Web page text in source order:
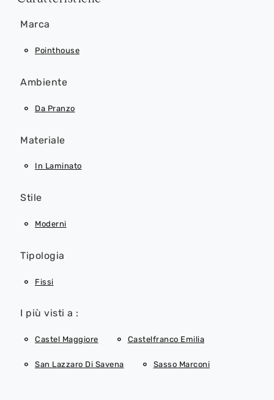
Marca
Pointhouse
Ambiente
Da Pranzo
Materiale
In Laminato
Stile
Moderni
Tipologia
Fissi
I più visti a :
Castel Maggiore Castelfranco Emilia
San Lazzaro Di Savena Sasso Marconi